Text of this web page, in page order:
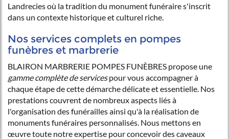
Landrecies où la tradition du monument funéraire s'inscrit
dans un contexte historique et culturel riche.
Nos services complets en pompes
funèbres et marbrerie
BLAIRON MARBRERIE POMPES FUNÈBRES propose une
gamme complète de servicespour vous accompagner à
chaque étape de cette démarche délicate et essentielle. Nos
prestations couvrent de nombreux aspects liés à
l'organisation des funérailles ainsi qu'à la réalisation de
monuments funéraires personnalisés. Nous mettons en
œuvre toute notre expertise pour concevoir des caveaux